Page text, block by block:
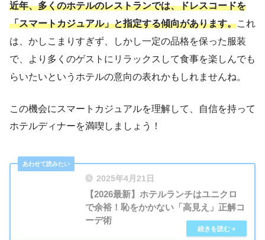
近年、多くのホテルのレストランでは、ドレスコードを
「スマートカジュアル」と指定する傾向があります。これ
は、かしこまりすぎず、しかし一定の品格を保った服装
で、より多くのゲストにリラックスして食事を楽しんでも
らいたいというホテルの意向の表れかもしれませんね。
この機会にスマートカジュアルを理解して、自信を持って
ホテルディナーを満喫しましょう！
2025年4月21日
【2026最新】ホテルランチはユニクロ
で余裕！恥をかかない「高見え」正解コ
ーデ術